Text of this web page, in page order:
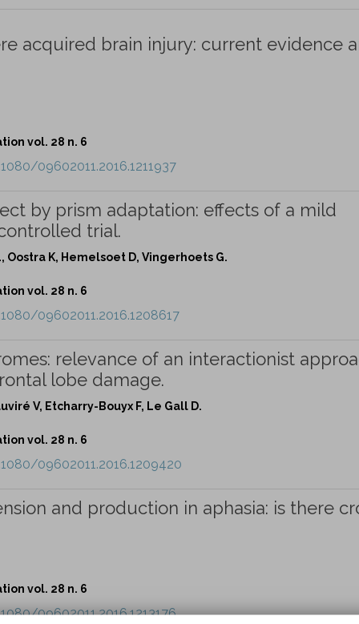
acquired brain injury: current evidence
vol. 28 n. 6
09602011.2016.1211937
by prism adaptation: effects of a mild
trial.
Oostra K, Hemelsoet D, Vingerhoets G.
vol. 28 n. 6
09602011.2016.1208617
relevance of an interactionist
lobe damage.
V, Etcharry-Bouyx F, Le Gall D.
vol. 28 n. 6
09602011.2016.1209420
and production in aphasia: is there
vol. 28 n. 6
09602011.2016.1213176